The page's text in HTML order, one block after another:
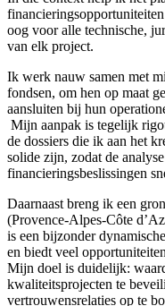
oog voor alle technische,
van elk project.
Ik werk nauw samen met
fondsen, om hen op maat
aansluiten bij hun
Mijn aanpak is tegelijk
de dossiers die ik aan het
solide zijn, zodat de
financieringsbeslissingen
Daarnaast breng ik een
(Provence-Alpes-Côte
is een bijzonder
en biedt veel
Mijn doel is duidelijk:
kwaliteitsprojecten te
vertrouwensrelaties op te